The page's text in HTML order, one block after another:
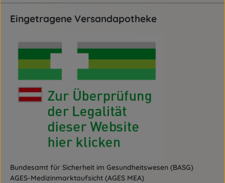
Eingetragene Versandapotheke
Bundesamt für Sicherheit im Gesundheitswesen (BASG)
AGES-Medizinmarktaufsicht (AGES MEA)